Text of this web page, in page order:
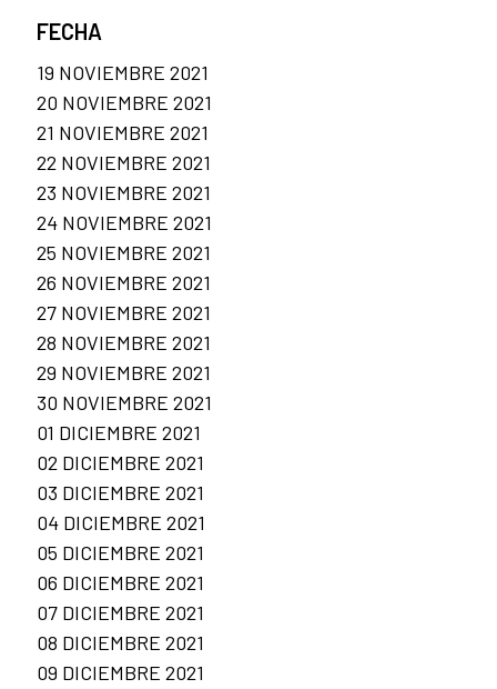
FECHA
19 NOVIEMBRE 2021
20 NOVIEMBRE 2021
21 NOVIEMBRE 2021
22 NOVIEMBRE 2021
23 NOVIEMBRE 2021
24 NOVIEMBRE 2021
25 NOVIEMBRE 2021
26 NOVIEMBRE 2021
27 NOVIEMBRE 2021
28 NOVIEMBRE 2021
29 NOVIEMBRE 2021
30 NOVIEMBRE 2021
01 DICIEMBRE 2021
02 DICIEMBRE 2021
03 DICIEMBRE 2021
04 DICIEMBRE 2021
05 DICIEMBRE 2021
06 DICIEMBRE 2021
07 DICIEMBRE 2021
08 DICIEMBRE 2021
09 DICIEMBRE 2021